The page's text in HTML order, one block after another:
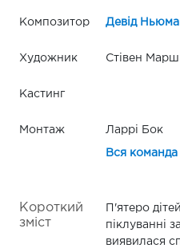
Композитор Девід
Художник Стівен Марш
Кастинг
Монтаж Ларрі Бок
Вся команда
Короткий
зміст
П'ятеро
піклуванні
виявилася